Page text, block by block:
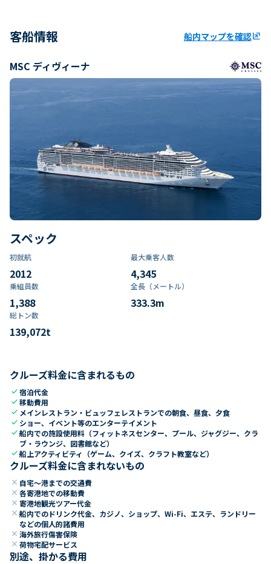
客船情報 船内マップを確認ungroup
MSC ディヴィーナ
スペック
初就航
2012
最大乗客人数
4,345
乗組員数​
1,388
全長（メートル）
333.3m
総トン数​
139,072t
クルーズ料金に含まれるもの
check宿泊代金
check移動費用
check メインレストラン・ビュッフェレストランでの朝食、昼食、夕食
check ショー、イベント等のエンターテイメント
check船内での施設使用料（フィットネスセンター、プール、ジャグジー、クラ
ブ・ラウンジ、図書館など）
check船上アクティビティ（ゲーム、クイズ、クラフト教室など）
クルーズ料金に含まれないもの
close 自宅～港までの交通費
close 各寄港地での移動費
close 寄港地観光ツアー代金
close 船内でのドリンク代金、カジノ、ショップ、Wi-Fi、エステ、ランドリー
などの個人的諸費用
close 海外旅行傷害保険
close 荷物宅配サービス
別途、掛かる費用